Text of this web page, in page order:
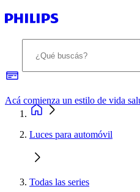
Luces para automóvil
Todas las series